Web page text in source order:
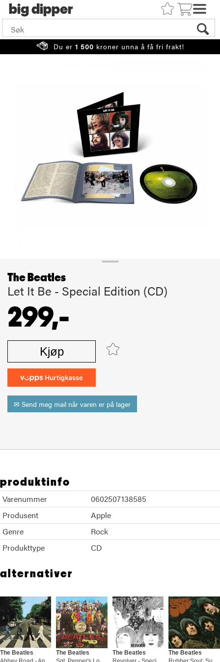
big
Du er 1 500 kroner unna å få fri frakt!
The Beatles
Let It Be - Special Edition (CD)
299,-
Kjøp
✉ Send meg mail når varen er på lager
produktinfo
Varenummer
0602507138585
Produsent
Apple
Genre
Rock
Produkttype
CD
alternativer
The Beatles
The Beatles
The Beatles
The Beatles